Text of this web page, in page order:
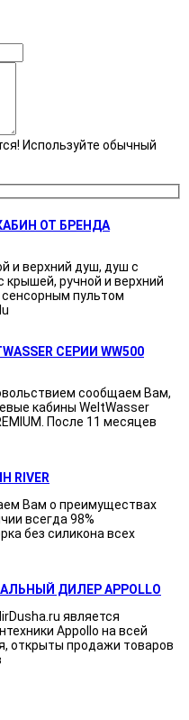
Используйте обычный
ОТ БРЕНДА
и верхний душ, душ с
ручной и верхний
пультом
СЕРИИ WW500
сообщаем Вам,
кабины WeltWasser
После 11 месяцев
RIVER
Вам о преимуществах
всегда 98%
без силикона всех
ДИЛЕР APPOLLO
является
Appollo на всей
открыты продажи товаров